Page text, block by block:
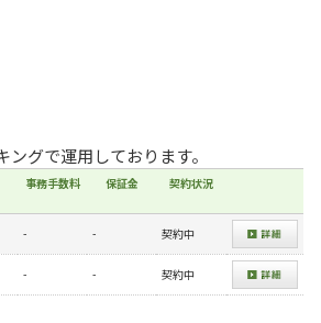
グで運用しております。
事務手数料 保証金 契約状況
- - 契約中
- - 契約中